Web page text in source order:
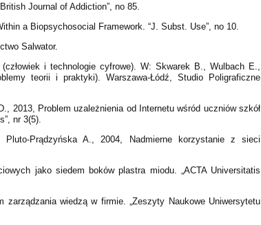
Journal of Addiction”, no 85.
a Biopsychosocial Framework. “J. Subst. Use”, no 10.
Salwator.
i technologie cyfrowe). W: Skwarek B., Wulbach E.,
teorii i praktyki). Warszawa-Łódź, Studio Poligraficzne
2013, Problem uzależnienia od Internetu wśród uczniów szkół
nr 3(5).
Prądzyńska A., 2004, Nadmierne korzystanie z sieci
jako siedem boków plastra miodu. „ACTA Universitatis
zarządzania wiedzą w firmie. „Zeszyty Naukowe Uniwersytetu